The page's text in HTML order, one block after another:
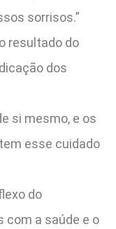
sorrisos.”
resultado do
dos
si mesmo, e os
esse cuidado
do
a saúde e o